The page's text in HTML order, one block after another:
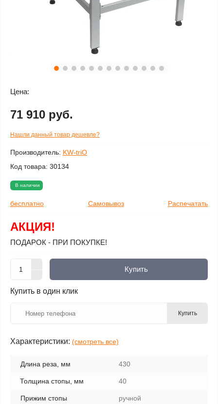
Производитель: KW-triO
Код товара: 30134
В наличии
бесплатно Самовывоз Распечатать
Цена:
71 910 руб.
Нашли данный товар дешевле?
АКЦИЯ!
ПОДАРОК - ПРИ ПОКУПКЕ!
Купить
Купить в один клик
Купить
Характеристики: (смотреть все)
Длина реза, мм 430
Толщина стопы, мм 40
Прижим стопы ручной